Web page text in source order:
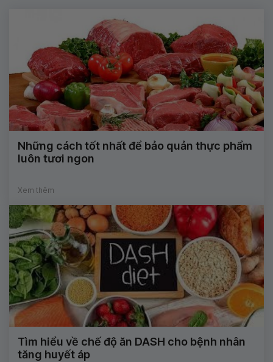
Những cách tốt nhất để bảo quản thực phẩm
luôn tươi ngon
Xem thêm
Tìm hiểu về chế độ ăn DASH cho bệnh nhân
tăng huyết áp